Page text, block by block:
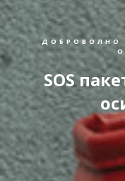
ДОБРОВОЛНО
SOS